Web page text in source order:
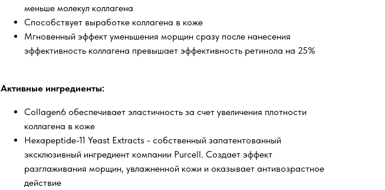
меньше молекул коллагена
Способствует выработке коллагена в коже
Мгновенный эффект уменьшения морщин сразу после нанесения
эффективность коллагена превышает эффективность ретинола на 25%
Активные ингредиенты:
Collagen6 обеспечивает эластичность за счет увеличения плотности
коллагена в коже
Hexapeptide-11 Yeast Extracts - собственный запатентованный
эксклюзивный ингредиент компании Purcell. Создает эффект
разглаживания морщин, увлажненной кожи и оказывает антивозрастное
действие